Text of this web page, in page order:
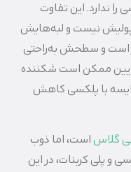
را ندارد. این تفاوت
پولیش نیست و لبه‌هایش
است و سطحش به‌راحتی
ممکن است شکننده
با پلکسی کاهش
گلاساست، اما ذوب
و پلی کربنات، در این